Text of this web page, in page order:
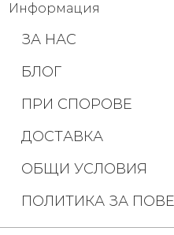
Информация
ЗА НАС
БЛОГ
ПРИ СПОРОВЕ
ДОСТАВКА
ОБЩИ УСЛОВИЯ
ПОЛИТИКА ЗА